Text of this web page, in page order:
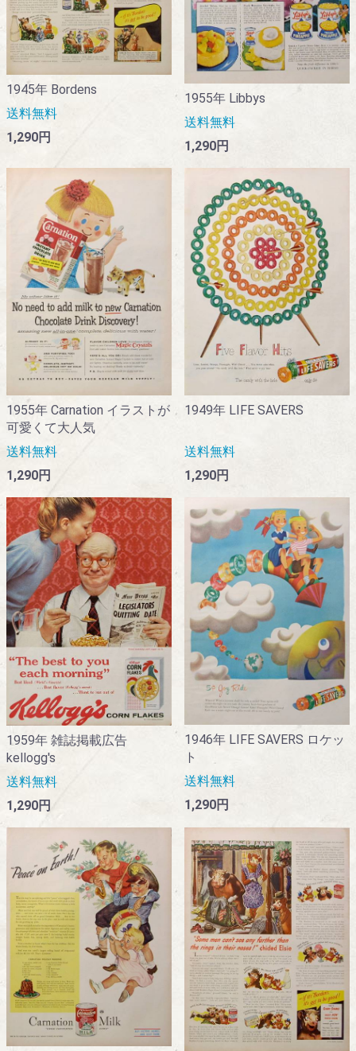
1945年 Bordens
送料無料
1,290円
1955年 Libbys
送料無料
1,290円
1955年 Carnation イラストが
可愛くて大人気
送料無料
1,290円
1949年 LIFE SAVERS
送料無料
1,290円
1959年 雑誌掲載広告
kellogg's
送料無料
1,290円
1946年 LIFE SAVERS ロケッ
ト
送料無料
1,290円